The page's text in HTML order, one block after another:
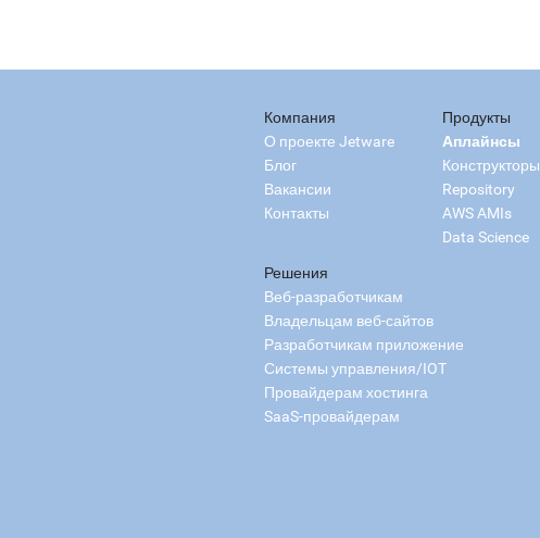
Компания
О проекте Jetware
Блог
Вакансии
Контакты
Продукты
Аплайнсы
Конструкторы
Repository
AWS AMIs
Data Science
Решения
Веб-разработчикам
Владельцам веб-сайтов
Разработчикам приложение
Системы управления/IOT
Провайдерам хостинга
SaaS-провайдерам